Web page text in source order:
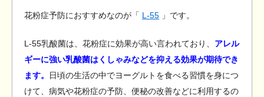
花粉症予防におすすめなのが「 L-55 」です。
L-55乳酸菌は、花粉症に効果が高い言われており、 アレル
ギーに強い乳酸菌はくしゃみなどを抑える効果が期待でき
ます。
日頃の生活の中でヨーグルトを食べる習慣を身につ
けて、病気や花粉症の予防、便秘の改善などに利用するの